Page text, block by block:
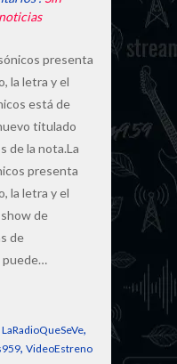
noticias
presenta
la letra y el
está de
titulado
de la nota.La
presenta
la letra y el
de
de
puede…
LaRadioQueSeVe,
, VideoEstreno